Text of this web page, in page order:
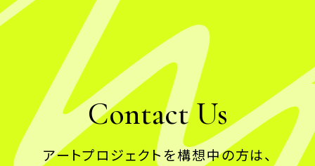
Contact Us
アートプロジェクトを構想中の方は、